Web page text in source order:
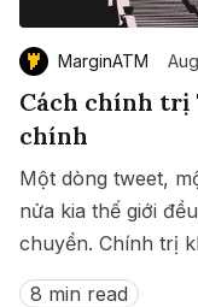
MarginATM
Cách chính trị
chính
Một dòng tweet,
nửa kia thế giới
chuyển. Chính trị
bàn tay vô hình
8 min read